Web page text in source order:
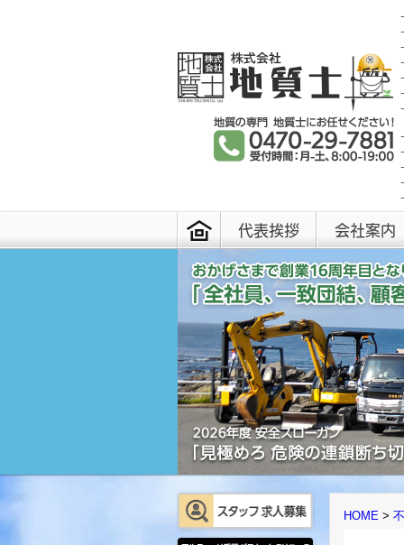
代表挨拶 会社案内
HOME >